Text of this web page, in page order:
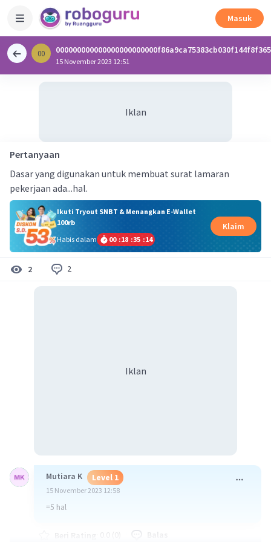
Masuk
00
0
15 November 2023 12:51
Iklan
Pertanyaan
Dasar yang digunakan untuk membuat surat lamaran
pekerjaan ada...hal.
Ikuti Tryout SNBT & Menangkan E-Wallet
100rb
Habis dalam
00 :18 :35 :13
Klaim
2 2
Iklan
Mutiara K Level 1
15 November 2023 12:58
=5 hal
Balas